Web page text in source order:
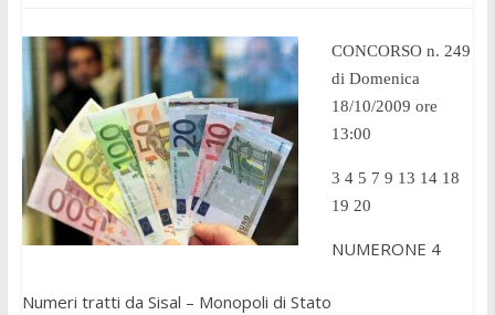
CONCORSO n. 249
di Domenica
18/10/2009 ore
13:00
3 4 5 7 9 13 14 18
19 20
NUMERONE 4
Numeri tratti da Sisal – Monopoli di Stato